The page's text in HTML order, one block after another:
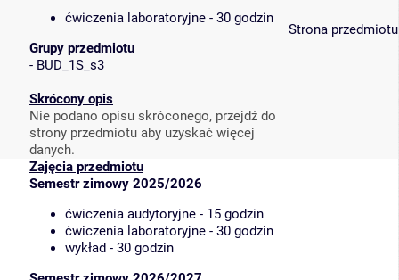
ćwiczenia laboratoryjne - 30 godzin
Grupy przedmiotu
- BUD_1S_s3
Skrócony opis
Nie podano opisu skróconego, przejdź do
strony przedmiotu aby uzyskać więcej
danych.
Strona przedmiotu
Zajęcia przedmiotu
Semestr zimowy 2025/2026
ćwiczenia audytoryjne - 15 godzin
ćwiczenia laboratoryjne - 30 godzin
wykład - 30 godzin